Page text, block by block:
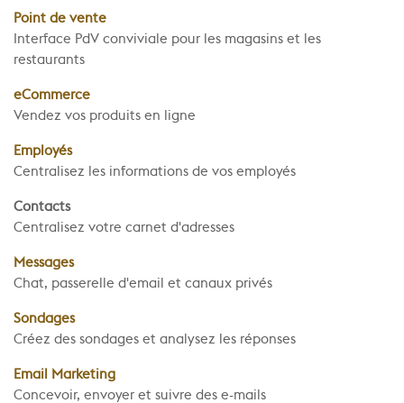
Point de vente
Interface PdV conviviale pour les magasins et les
restaurants
eCommerce
Vendez vos produits en ligne
Employés
Centralisez les informations de vos employés
Contacts
Centralisez votre carnet d'adresses
Messages
Chat, passerelle d'email et canaux privés
Sondages
Créez des sondages et analysez les réponses
Email Marketing
Concevoir, envoyer et suivre des e-mails